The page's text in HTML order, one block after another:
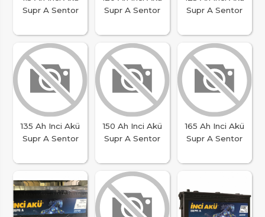
Supr A Sentor
Supr A Sentor
Supr A Sentor
135 Ah Inci Akü
Supr A Sentor
150 Ah Inci Akü
Supr A Sentor
165 Ah Inci Akü
Supr A Sentor